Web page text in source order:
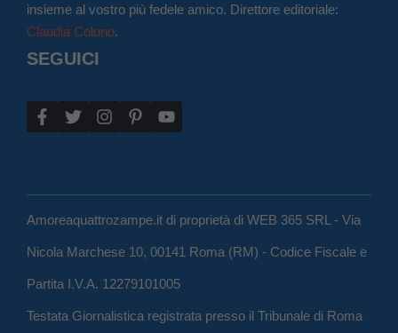
insieme al vostro più fedele amico. Direttore editoriale:
Claudia Colono.
SEGUICI
Amoreaquattrozampe.it di proprietà di WEB 365 SRL - Via
Nicola Marchese 10, 00141 Roma (RM) - Codice Fiscale e
Partita I.V.A. 12279101005
Testata Giornalistica registrata presso il Tribunale di Roma